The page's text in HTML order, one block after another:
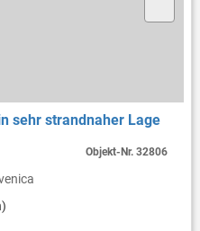
sehr strandnaher Lage
Objekt-Nr.32806